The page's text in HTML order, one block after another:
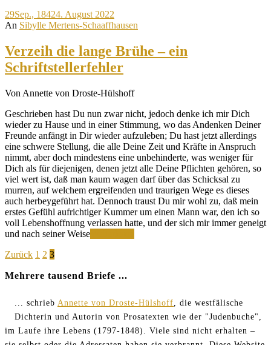
29Sep., 18424. August 2022
An Sibylle Mertens-Schaaffhausen
Verzeih die lange Brühe – ein
Schriftstellerfehler
Von Annette von Droste-Hülshoff
Geschrieben hast Du nun zwar nicht, jedoch denke ich mir Dich
wieder zu Hause und in einer Stimmung, wo das Andenken Deiner
Freunde anfängt in Dir wieder aufzuleben; Du hast jetzt allerdings
eine schwere Stellung, die alle Deine Zeit und Kräfte in Anspruch
nimmt, aber doch mindestens eine unbehinderte, was weniger für
Dich als für diejenigen, denen jetzt alle Deine Pflichten gehören, so
viel wert ist, daß man kaum wagen darf über das Schicksal zu
murren, auf welchem ergreifenden und traurigen Wege es dieses
auch herbeygeführt hat. Dennoch traust Du mir wohl zu, daß mein
erstes Gefühl aufrichtiger Kummer um einen Mann war, den ich so
voll Lebenshoffnung verlassen hatte, und der sich mir immer geneigt
und nach seiner Weise
Schriftstellerfehler
Seitennummerierung
der
Zurück Page
1 Page
2 Page
3
Mehrere tausend Briefe ...
... schrieb Annette von Droste-Hülshoff, die westfälische
Dichterin und Autorin von Prosatexten wie der "Judenbuche",
im Laufe ihre Lebens (1797-1848). Viele sind nicht erhalten –